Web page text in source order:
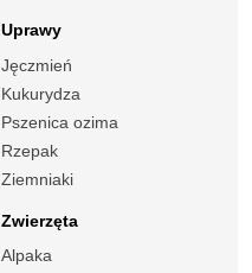
Uprawy
Jęczmień
Kukurydza
Pszenica ozima
Rzepak
Ziemniaki
Zwierzęta
Alpaka